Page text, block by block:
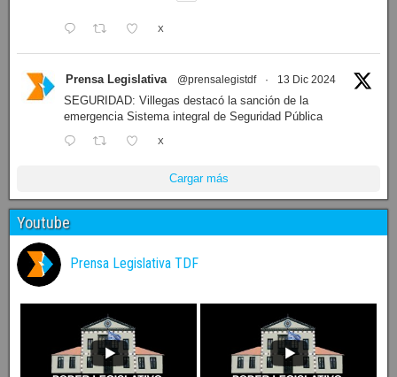
X
Prensa Legislativa @prensalegistdf · 13 Dic 2024
SEGURIDAD: Villegas destacó la sanción de la
emergencia Sistema integral de Seguridad Pública
X
Cargar más
Youtube
Prensa Legislativa TDF